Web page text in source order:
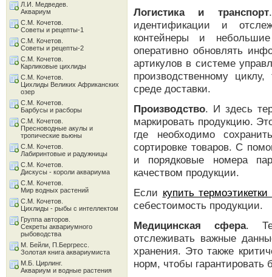
Логистика и транспорт
идентификации и
контейнеры и
оперативно обновлять
артикулов в системе
производственному
среде доставки.
Производство. И здесь
маркировать продукцию.
где необходимо
сортировке товаров. С
и порядковые номера
качеством продукции.
Если купить
себестоимость продукции.
Медицинская сфера.
отслеживать важные
хранения. Это также
норм, чтобы гарантировать
Л.И. Медведев.
Аквариум
С.М. Кочетов.
Советы и рецепты-1
С.М. Кочетов.
Советы и рецепты-2
С.М. Кочетов.
Карликовые цихлиды
С.М. Кочетов.
Цихлиды Великих Африканских
озер
С.М. Кочетов.
Барбусы и расборы
С.М. Кочетов.
Пресноводные акулы и
тропические вьюны
С.М. Кочетов.
Лабиринтовые и радужницы
С.М. Кочетов.
Дискусы - короли аквариума
С.М. Кочетов.
Мир водных растений
С.М. Кочетов.
Цихлиды - рыбы с интеллектом
Группа авторов.
Секреты аквариумного
рыбоводства
М. Бейли, П.Бергресс.
Золотая книга аквариумиста
М.Б. Цирлинг.
Аквариум и водные растения